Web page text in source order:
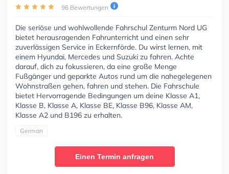
96 Bewertungen
Die seriöse und wohlwollende Fahrschul Zenturm Nord UG
bietet herausragenden Fahrunterricht und einen sehr
zuverlässigen Service in Eckernförde. Du wirst lernen, mit
einem Hyundai, Mercedes und Suzuki zu fahren. Achte
darauf, dich zu fokussieren, da eine große Menge
Fußgänger und geparkte Autos rund um die nahegelegenen
Wohnstraßen gehen, fahren und stehen. Die Fahrschule
bietet Hervorragende Bedingungen um deine Klasse A1,
Klasse B, Klasse A, Klasse BE, Klasse B96, Klasse AM,
Klasse A2 und B196 zu erhalten.
German
Einen Termin anfragen